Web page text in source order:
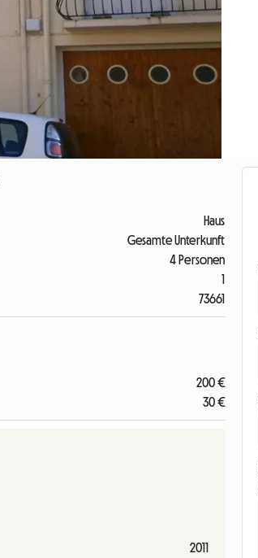
Haus
Gesamte Unterkunft
4 Personen
1
73661
200 €
30 €
2011